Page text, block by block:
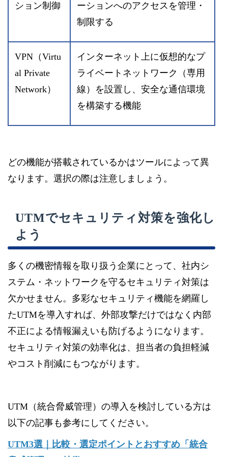
ション制御
ーションへのアクセスを管理・
制限する
VPN（Virtu
al Private
Network）
インターネット上に仮想的なプ
ライベートネットワーク（専用
線）を設置し、安全な通信環境
を構築する機能
どの機能が搭載されているかはツールによって異
なります。選択の際は注意しましょう。
UTMでセキュリティ対策を強化し
よう
多くの機密情報を取り扱う企業にとって、社内シ
ステム・ネットワークを守るセキュリティ対策は
欠かせません。多彩なセキュリティ機能を網羅し
たUTMを導入すれば、外部攻撃だけではなく内部
不正による情報漏えいも防げるようになります。
セキュリティ対策の効率化は、担当者の負担軽減
やコスト削減にもつながります。
UTM（統合脅威管理）の導入を検討している方は
以下の記事も参考にしてください。
UTM3選｜比較・選定ポイントとおすすめ「統合